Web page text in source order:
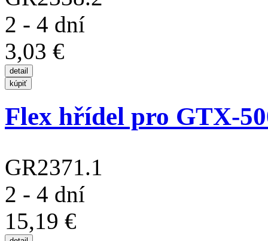
2 - 4 dní
3,03 €
Flex hřídel pro GTX-
GR2371.1
2 - 4 dní
15,19 €